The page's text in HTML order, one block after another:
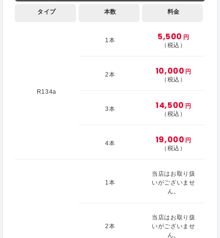
タイプ 本数 料金
R134a
1本 5,500 円
（税込）
2本 10,000 円
（税込）
3本 14,500 円
（税込）
4本 19,000 円
（税込）
1本
当店はお取り扱
いがございませ
ん。
2本
当店はお取り扱
いがございませ
ん。